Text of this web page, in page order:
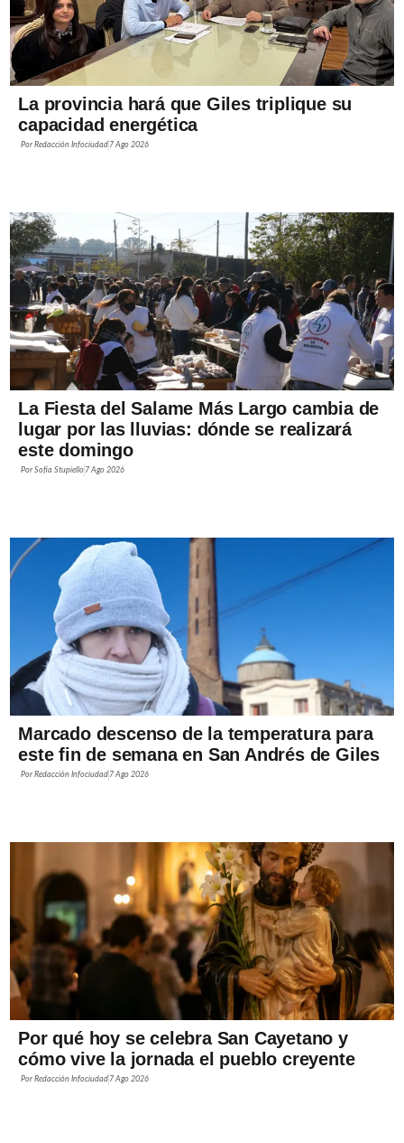
La provincia hará que Giles triplique su
capacidad energética
PorRedacción Infociudad 7 Ago 2026
La Fiesta del Salame Más Largo cambia de
lugar por las lluvias: dónde se realizará
este domingo
PorSofía Stupiello 7 Ago 2026
Marcado descenso de la temperatura para
este fin de semana en San Andrés de Giles
PorRedacción Infociudad 7 Ago 2026
Por qué hoy se celebra San Cayetano y
cómo vive la jornada el pueblo creyente
PorRedacción Infociudad 7 Ago 2026